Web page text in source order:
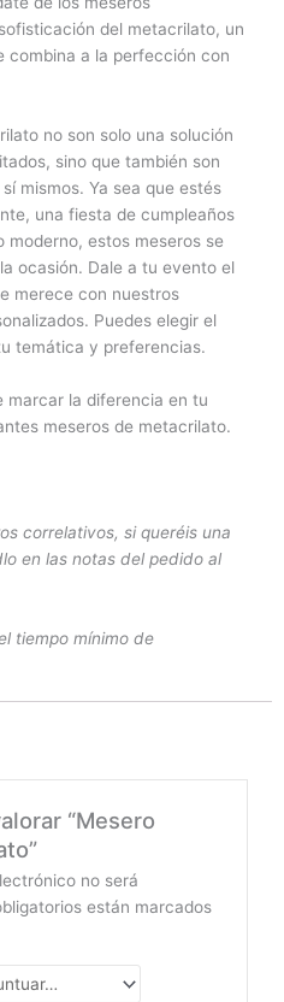
del metacrilato, un
combina a la perfección con
no son solo una solución
sino que también son
mismos. Ya sea que estés
una fiesta de cumpleaños
estos meseros se
ocasión. Dale a tu evento el
merece con nuestros
Puedes elegir el
temática y preferencias.
marcar la diferencia en tu
meseros de metacrilato.
correlativos, si queréis una
en las notas del pedido al
tiempo mínimo de
“Mesero
no será
están marcados